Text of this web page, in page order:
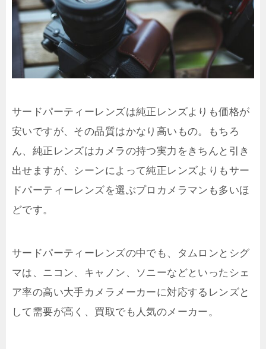
サードパーティーレンズは純正レンズよりも価格が
安いですが、その品質はかなり高いもの。もちろ
ん、純正レンズはカメラの持つ実力をきちんと引き
出せますが、シーンによって純正レンズよりもサー
ドパーティーレンズを選ぶプロカメラマンも多いほ
どです。
サードパーティーレンズの中でも、タムロンとシグ
マは、ニコン、キャノン、ソニーなどといったシェ
ア率の高い大手カメラメーカーに対応するレンズと
して需要が高く、買取でも人気のメーカー。